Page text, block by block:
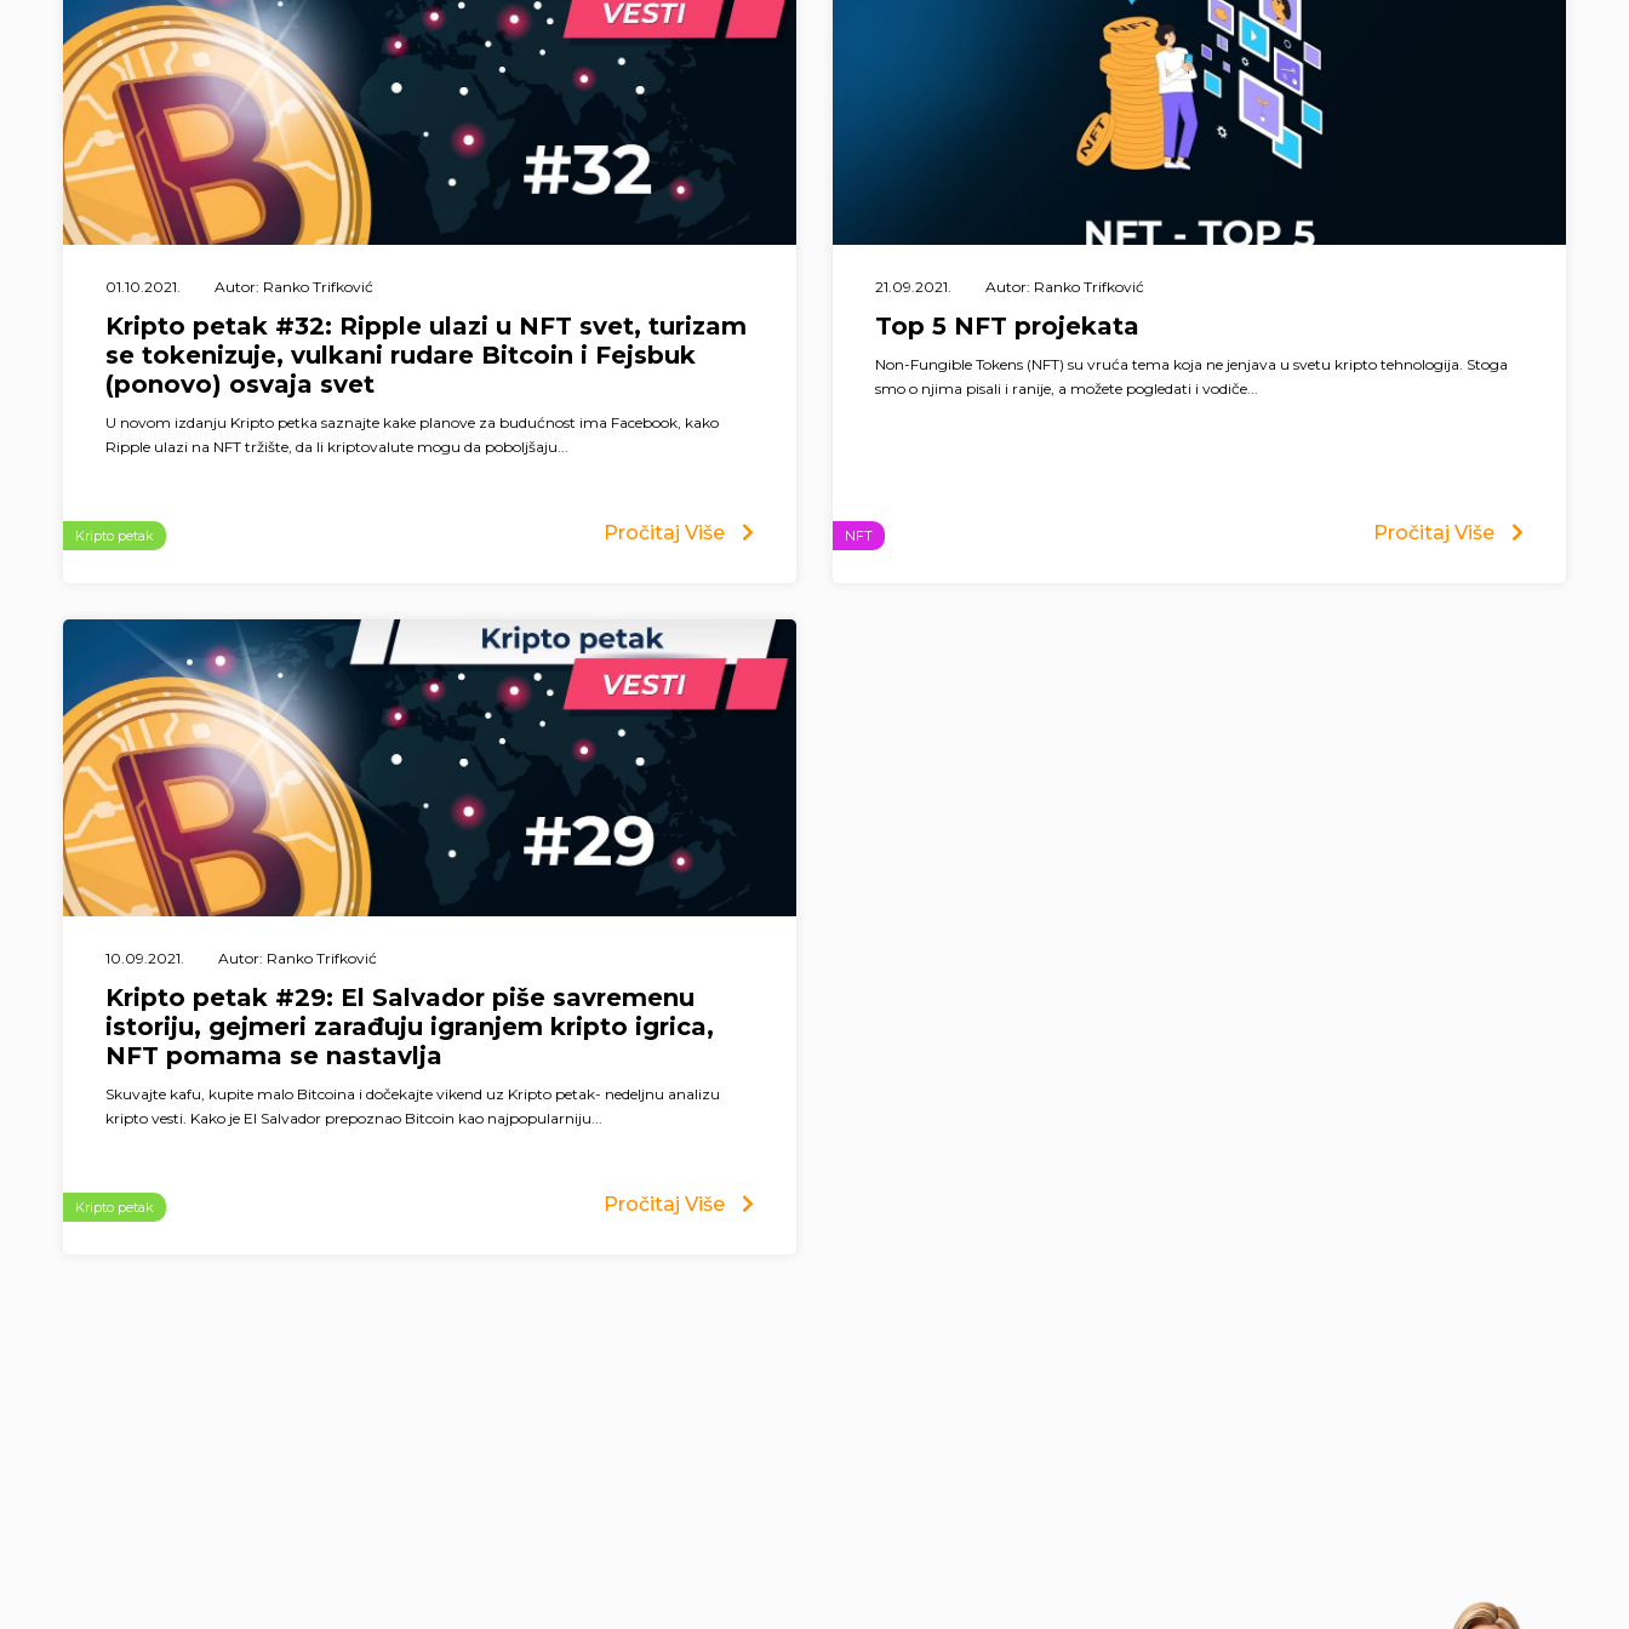
01.10.2021. Autor: Ranko Trifković
Kripto petak #32: Ripple ulazi u NFT svet, turizam
se tokenizuje, vulkani rudare Bitcoin i Fejsbuk
(ponovo) osvaja svet
U novom izdanju Kripto petka saznajte kake planove za budućnost ima Facebook, kako
Ripple ulazi na NFT tržište, da li kriptovalute mogu da poboljšaju...
Kripto petak Pročitaj Više
21.09.2021. Autor: Ranko Trifković
Top 5 NFT projekata
Non-Fungible Tokens (NFT) su vruća tema koja ne jenjava u svetu kripto tehnologija. Stoga
smo o njima pisali i ranije, a možete pogledati i vodiče...
NFT Pročitaj Više
10.09.2021. Autor: Ranko Trifković
Kripto petak #29: El Salvador piše savremenu
istoriju, gejmeri zarađuju igranjem kripto igrica,
NFT pomama se nastavlja
Skuvajte kafu, kupite malo Bitcoina i dočekajte vikend uz Kripto petak- nedeljnu analizu
kripto vesti. Kako je El Salvador prepoznao Bitcoin kao najpopularniju...
Kripto petak Pročitaj Više